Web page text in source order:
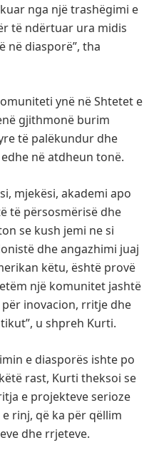
nga një trashëgimi e
të ndërtuar ura midis
diasporë”, tha
ynë në Shtetet e
gjithmonë burim
të palëkundur dhe
në atdheun tonë.
mjekësi, akademi apo
të përsosmërisë dhe
se kush jemi ne si
dhe angazhimi juaj
këtu, është provë
një komunitet jashtë
inovacion, rritje dhe
u shpreh Kurti.
e diasporës ishte po
rast, Kurti theksoi se
e projekteve serioze
rinj, që ka për qëllim
dhe rrjeteve.